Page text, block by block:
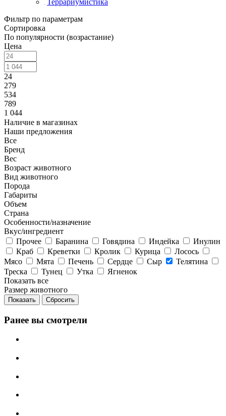
Фильтр по параметрам
Сортировка
По популярности (возрастание)
Цена
24
279
534
789
1 044
Наличие в магазинах
Наши предложения
Все
Бренд
Вес
Возраст животного
Вид животного
Порода
Габариты
Объем
Страна
Особенности/назначение
Вкус/ингредиент
Прочее
Баранина Говядина Индейка
Инулин
Краб
Креветки Кролик Курица
Лосось
Мясо
Мята Печень Сердце Сыр
Телятина
Треска
Тунец Утка
Ягненок
Показать все
Размер животного
Сбросить
Ранее вы смотрели